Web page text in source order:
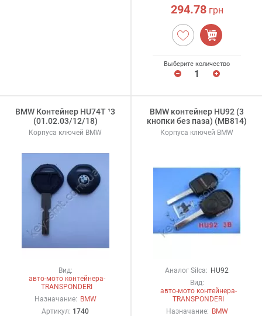
294.78грн
Выберите количество
BMW Контейнер HU74T ¹3
(01.02.03/12/18)
Корпуса ключей BMW
Вид:
авто-мото контейнера-
TRANSPONDERI
Назначание: BMW
Артикул: 1740
BMW контейнер HU92 (3
кнопки без паза) (MB814)
Корпуса ключей BMW
Аналог Silca: HU92
Вид:
авто-мото контейнера-
TRANSPONDERI
Назначание: BMW